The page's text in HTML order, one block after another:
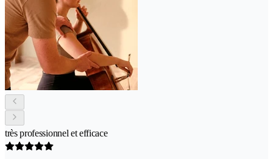
très professionnel et efficace